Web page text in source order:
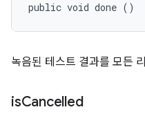
public void done ()
녹음된 테스트 결과를 모든
isCancelled